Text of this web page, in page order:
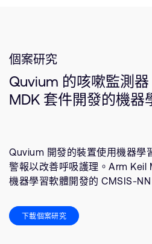
個案研究
Quvium 的咳嗽監測
MDK 套件開發的機器
Quvium 開發的裝置使用機器學
警報以改善呼吸護理。Arm Keil
機器學習軟體開發的 CMSIS-NN
下載個案研究